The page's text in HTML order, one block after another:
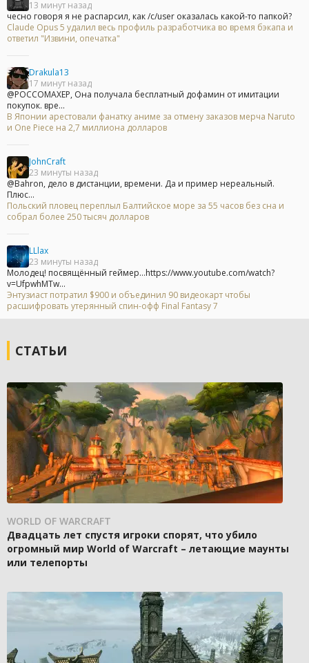
13 минут назад
чесно говоря я не распарсил, как /c/user оказалась какой-то папкой?
Claude Opus 5 удалил весь профиль разработчика во время бэкапа и
ответил "Извини, опечатка"
Drakula13
17 минут назад
@POCCOMAXEP, Она получала бесплатный дофамин от имитации
покупок. вре...
В Японии арестовали фанатку аниме за отмену заказов мерча Naruto
и One Piece на 2,7 миллиона долларов
JohnCraft
23 минуты назад
@Bahron, дело в дистанции, времени. Да и пример нереальный.
Плюс...
Польский пловец переплыл Балтийское море за 55 часов без сна и
собрал более 250 тысяч долларов
LLlax
23 минуты назад
Молодец! посвящённый геймер...https://www.youtube.com/watch?
v=UfpwhMTw...
Энтузиаст потратил $900 и объединил 90 видеокарт чтобы
расшифровать утерянный спин-офф Final Fantasy 7
СТАТЬИ
WORLD OF WARCRAFT
Двадцать лет спустя игроки спорят, что убило
огромный мир World of Warcraft – летающие маунты
или телепорты